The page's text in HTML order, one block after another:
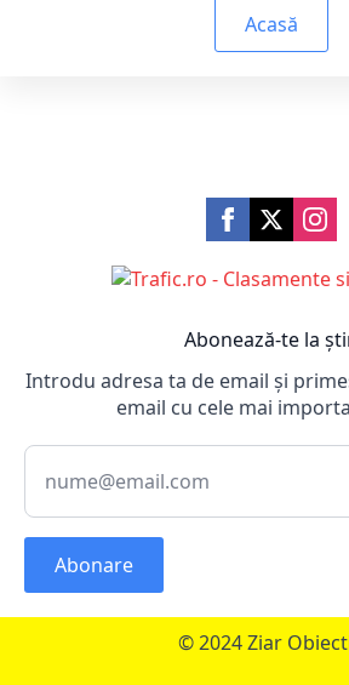
Acasă
Abonează-te la
Introdu adresa ta de email și
email cu cele mai
Abonare
© 2024 Ziar